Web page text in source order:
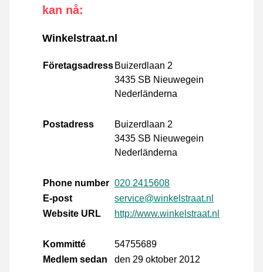
kan nå:
Winkelstraat.nl
Företagsadress Buizerdlaan 2
3435 SB Nieuwegein
Nederländerna
Postadress
Buizerdlaan 2
3435 SB Nieuwegein
Nederländerna
Phone number 020 2415608
E-post
service@winkelstraat.nl
Website URL
http://www.winkelstraat.nl
Kommitté
54755689
Medlem sedan
den 29 oktober 2012